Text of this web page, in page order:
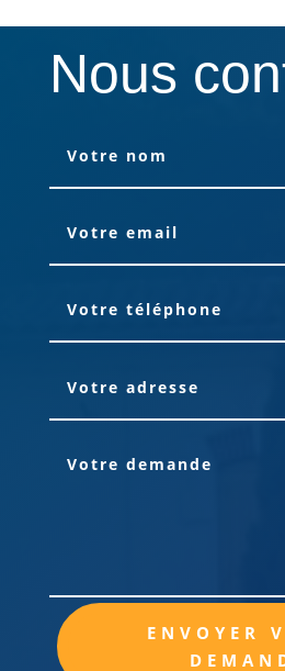
Nous
ENVOYER
Alternative: